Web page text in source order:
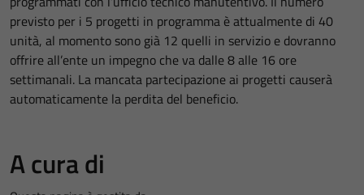
previsto per i 5 progetti in programma è attualmente di 40
unità, al momento sono già 12 quelli in servizio e dovranno
offrire all’ente un impegno che va dalle 8 alle 16 ore
settimanali. La mancata partecipazione ai progetti causerà
automaticamente la perdita del beneficio.
A cura di